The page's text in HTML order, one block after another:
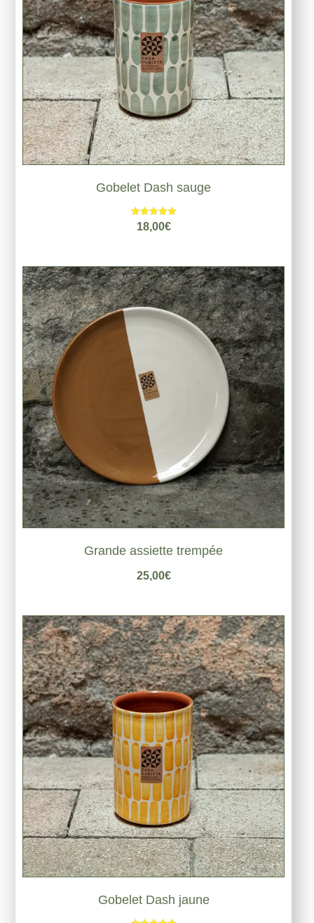
Gobelet Dash sauge
Note
5.00
18,00€
Grande assiette trempée
25,00€
Gobelet Dash jaune